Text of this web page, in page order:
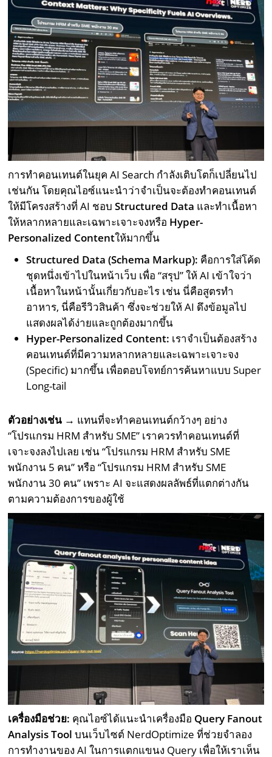
การทำคอนเทนต์ในยุค AI Search กำลังเติบโตก็เปลี่ยนไป
เช่นกัน โดยคุณไอซ์แนะนำว่าจำเป็นจะต้องทำคอนเทนต์
ให้มีโครงสร้างที่ AI ชอบStructured Data และทำเนื้อหา
ให้หลากหลายและเฉพาะเจาะจงหรือ Hyper-
Personalized Contentให้มากขึ้น
Structured Data (Schema Markup): คือการใส่โค้ด
ชุดหนึ่งเข้าไปในหน้าเว็บ เพื่อ “สรุป” ให้ AI เข้าใจว่า
เนื้อหาในหน้านั้นเกี่ยวกับอะไร เช่น นี่คือสูตรทำ
อาหาร, นี่คือรีวิวสินค้า ซึ่งจะช่วยให้ AI ดึงข้อมูลไป
แสดงผลได้ง่ายและถูกต้องมากขึ้น
Hyper-Personalized Content: เราจำเป็นต้องสร้าง
คอนเทนต์ที่มีความหลากหลายและเฉพาะเจาะจง
(Specific) มากขึ้น เพื่อตอบโจทย์การค้นหาแบบ Super
Long-tail
ตัวอย่างเช่น → แทนที่จะทำคอนเทนต์กว้างๆ อย่าง
“โปรแกรม HRM สำหรับ SME” เราควรทำคอนเทนต์ที่
เจาะจงลงไปเลย เช่น “โปรแกรม HRM สำหรับ SME
พนักงาน 5 คน” หรือ “โปรแกรม HRM สำหรับ SME
พนักงาน 30 คน” เพราะ AI จะแสดงผลลัพธ์ที่แตกต่างกัน
ตามความต้องการของผู้ใช้
เครื่องมือช่วย: คุณไอซ์ได้แนะนำเครื่องมือ Query Fanout
Analysis Tool บนเว็บไซต์ NerdOptimize ที่ช่วยจำลอง
การทำงานของ AI ในการแตกแขนง Query เพื่อให้เราเห็น